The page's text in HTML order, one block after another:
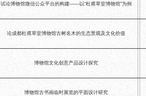
试论博物馆微信公众平台的构建——以“杜甫草堂博物馆”为例
论成都杜甫草堂博物馆古树名木的生态景观及文化价值
博物馆文化创意产品设计探究
博物馆古书画临时展览的平面设计研究